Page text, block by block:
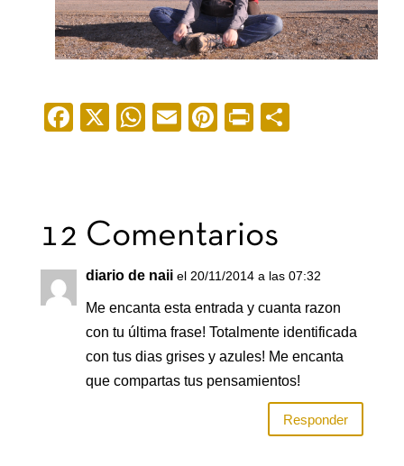
F
b
o
o
k
X
W
A
p
E
Pi
st
Pr
12 Comentarios
diario de naii el 20/11/2014 a las 07:32
Me encanta esta entrada y cuanta razon
con tu última frase! Totalmente identificada
con tus dias grises y azules! Me encanta
que compartas tus pensamientos!
Responder